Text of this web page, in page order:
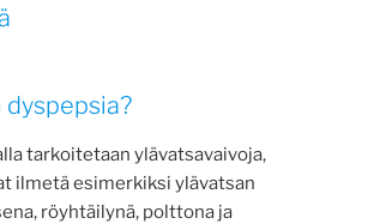
dyspepsia?
tarkoitetaan ylävatsavaivoja,
ilmetä esimerkiksi ylävatsan
röyhtäilynä, polttona ja